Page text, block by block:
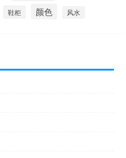
鞋柜 颜色 风水